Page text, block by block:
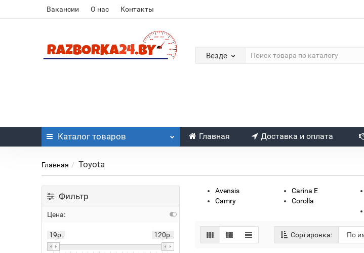
Вакансии О нас Контакты
Везде
Каталог товаров Главная Доставка и оплата
Главная Toyota
Фильтр
Цена:
19р. 120р.
Avensis
Camry
Carina E
Corolla
Сортировка: